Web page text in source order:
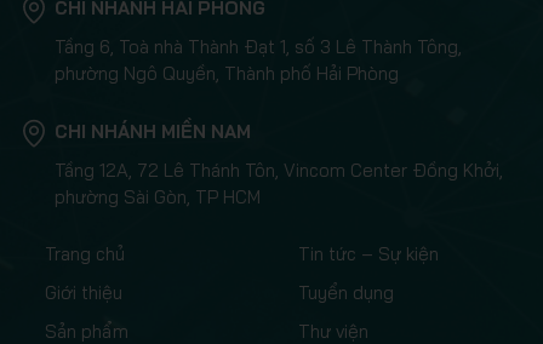
CHI NHÁNH HẢI PHÒNG
Tầng 6, Toà nhà Thành Đạt 1, số 3 Lê Thành Tông,
phường Ngô Quyền, Thành phố Hải Phòng
CHI NHÁNH MIỀN NAM
Tầng 12A, 72 Lê Thánh Tôn, Vincom Center Đồng Khởi,
phường Sài Gòn, TP HCM
Trang chủ
Giới thiệu
Sản phẩm
Tin tức – Sự kiện
Tuyển dụng
Thư viện